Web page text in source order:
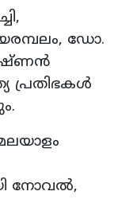
ഡോ.
പ്രതിഭകള്‍
നോവല്‍,